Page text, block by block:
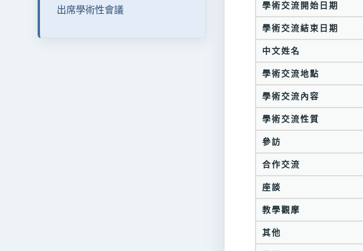
出席學術性會議 學術交流開始日期
學術交流結束日期
中文姓名
學術交流地點
學術交流內容
學術交流性質
參訪
合作交流
座談
教學觀摩
其他